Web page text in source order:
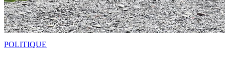
POLITIQUE